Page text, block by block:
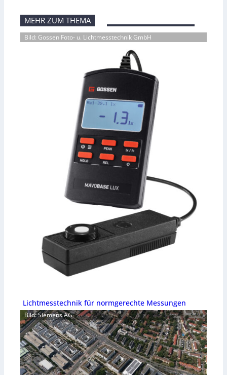
MEHR ZUM THEMA
Bild: Gossen Foto- u. Lichtmesstechnik GmbH
Lichtmesstechnik für normgerechte Messungen
Bild: Siemens AG